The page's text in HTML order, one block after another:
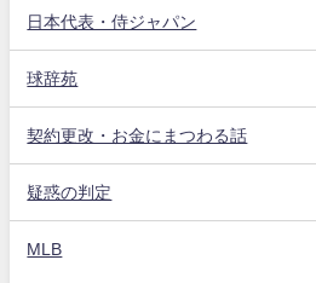
日本代表・侍ジャパン
球辞苑
契約更改・お金にまつわる話
疑惑の判定
MLB